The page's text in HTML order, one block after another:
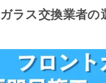
ラス交換業者の